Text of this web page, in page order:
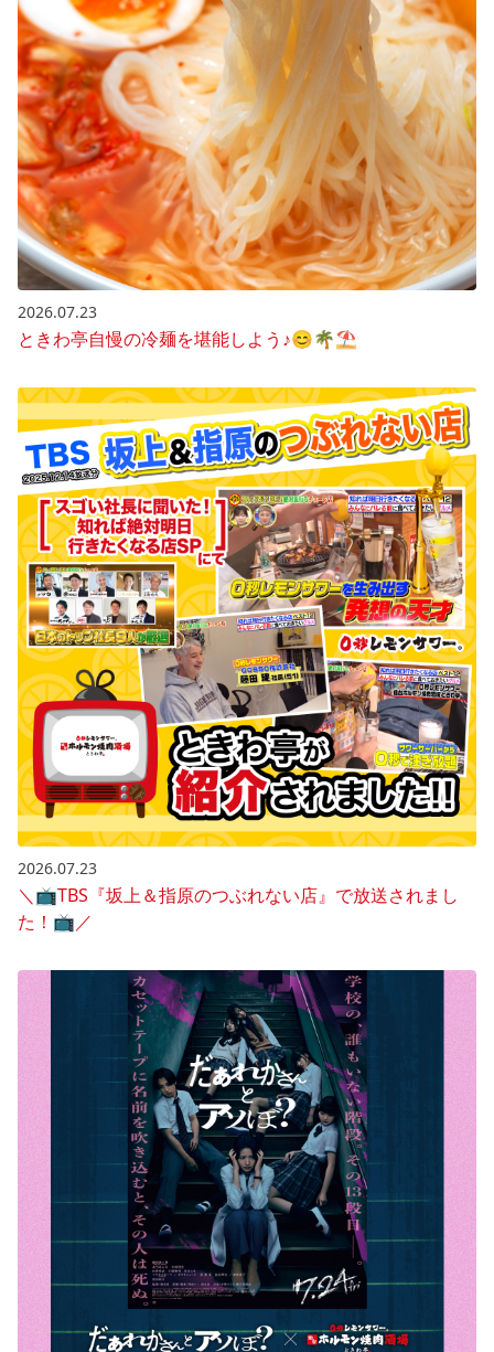
2026.07.23
ときわ亭自慢の冷麺を堪能しよう♪😊🌴⛱️
2026.07.23
＼📺️TBS『坂上＆指原のつぶれない店』で放送されまし
た！📺️／